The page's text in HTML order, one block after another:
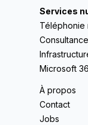
Services
Téléphonie
Microsoft
À propos
Contact
Jobs